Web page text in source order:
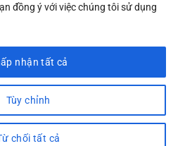
đồng ý với việc chúng tôi sử dụng
Tùy chỉnh
chối tất cả
nhận tất cả
Xuong. All Rights Reserved